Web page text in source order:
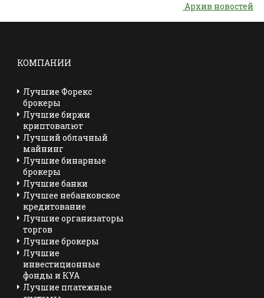
Архив новостей
КОМПАНИИ
Лучшие Форекс
брокеры
Лучшие биржи
криптовалют
Лучший облачный
майнинг
Лучшие бинарные
брокеры
Лучшие банки
Лучшее небанковское
кредитование
Лучшие организаторы
торгов
Лучшие брокеры
Лучшие
инвестиционные
фонды и КУА
Лучшие платежные